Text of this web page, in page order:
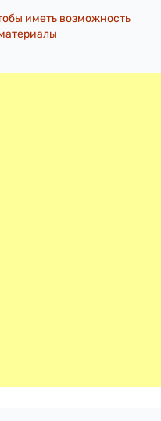
иметь возможность